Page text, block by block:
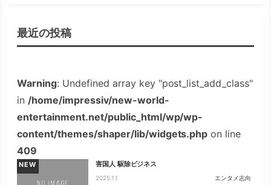
最近の投稿
Warning: Undefined array key "post_list_add_class"
in /home/impressiv/new-world-
entertainment.net/public_html/wp/wp-
content/themes/shaper/lib/widgets.php on line
409
NEW 害国人 駆除ビジネス
2025.1.1 エンタメ志向